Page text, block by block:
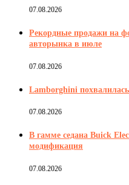
07.08.2026
Рекордные продажи на
авторынка в июле
07.08.2026
Lamborghini
07.08.2026
В гамме седана Buick
модификация
07.08.2026